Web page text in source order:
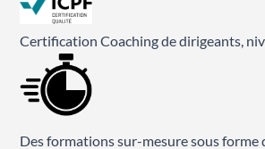
Certification Coaching de dirigeants,
Des formations sur-mesure sous forme